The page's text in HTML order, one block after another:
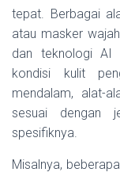
tepat. Berbagai
atau masker
dan teknologi AI
kondisi kulit
mendalam, alat-
sesuai dengan
spesifiknya.
Misalnya,